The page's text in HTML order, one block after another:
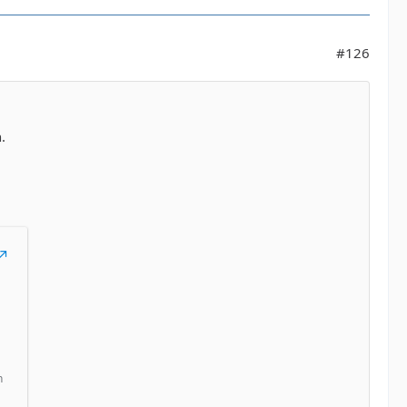
#126